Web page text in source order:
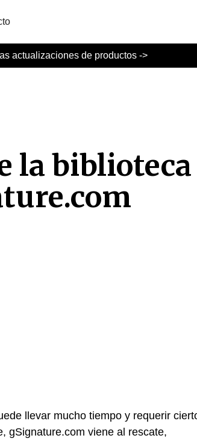
actualizaciones de productos ->
la biblioteca
llevar mucho tiempo y requerir
gSignature.com viene al rescate,